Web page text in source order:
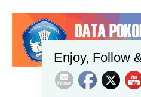
Enjoy, Follow
Set Youtube